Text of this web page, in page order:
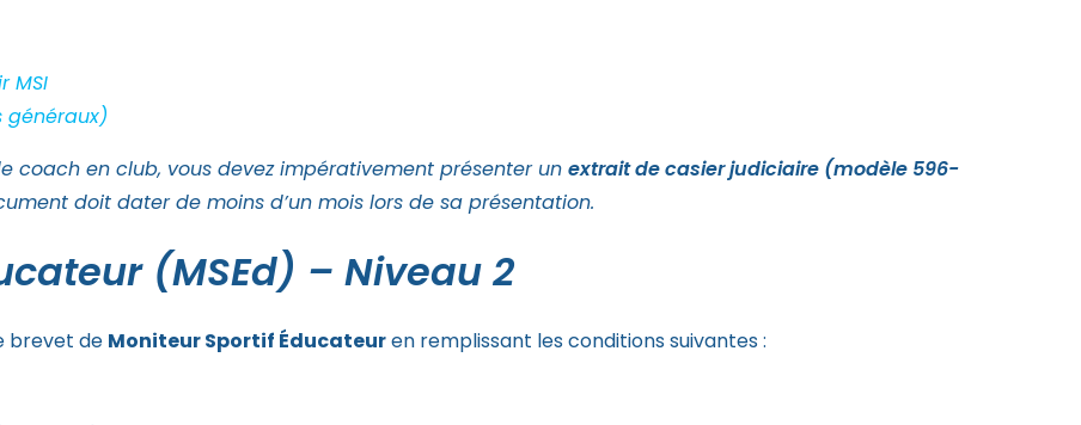
MSI
généraux)
coach en club, vous devez impérativement présenter unextrait de casier judiciaire (modèle 596-
doit dater de moins d’un mois lors de sa présentation.
(MSEd) – Niveau 2
brevet de Moniteur Sportif Éducateuren remplissant les conditions suivantes :